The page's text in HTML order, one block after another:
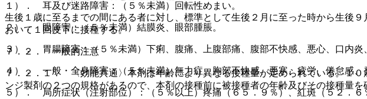
１）． 耳及び迷路障害：（５％未満）回転性めまい。
２）． 眼障害：（５％未満）結膜炎、眼部腫脹。
３）． 胃腸障害：（５％未満）下痢、腹痛、上腹部痛、腹部不快感、悪心、口内炎
４）． 一般・全身障害：（５％未満）無力症、胸部不快感、悪寒、疲労、倦怠感、
５）． 局所症状（注射部位）：（５％以上）疼痛（６５．９％）、紅斑（５２．
生後１歳に至るまでの間にある者に対し、標準として生後２月に至った時から生後
おいて１回皮下に接種する。
７．２． 一般的注意
７．２．１． 〈効能共通〉本剤は年齢により異なる接種量が定められている。１
ンジ製剤の２つの規格があるので、本剤の接種前に被接種者の年齢及びその接種量を